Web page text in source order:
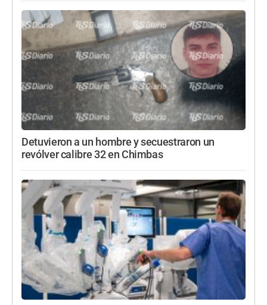
Detuvieron a un hombre y secuestraron un
revólver calibre 32 en Chimbas